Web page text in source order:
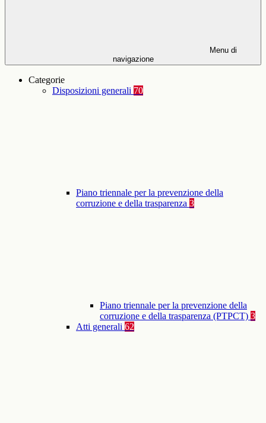
Menu di
navigazione
Categorie
Disposizioni generali 70
Piano triennale per la prevenzione della
corruzione e della trasparenza 3
Piano triennale per la prevenzione della
corruzione e della trasparenza (PTPCT) 3
Atti generali 62